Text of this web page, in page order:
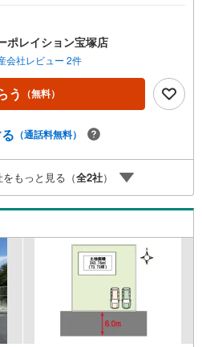
お客様のお好きなハウスメーカーで
下水引込整備金要＝＝＝＝＝センチュ
プの3つの特徴＝＝＝＝＝＝■センチ
年連続No.1（1997年～2024年兵庫地
尼崎・伊丹・宝塚にて8店舗展開中。
却は当店にお任せ下さい■お客様駐車
のお越しも大歓迎です。 お子様連れ
万円台の新築戸建や、1000万円台の
多数物件を取り扱っています。Yaho
れない物件もご紹介できます。弊社ホ
アクロス」で検索！
ポレイション宝塚店
会社レビュー 2件
う （無料）
（通話料無料）
もっと見る（全2社）